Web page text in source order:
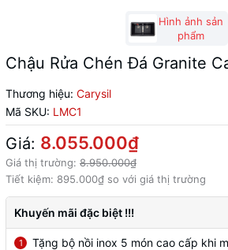
Hình ảnh sản
phẩm
Chậu Rửa Chén Đá Granite
Thương hiệu: Carysil
Mã SKU: LMC1
Giá: 8.055.000₫
Giá thị trường: 8.950.000₫
Tiết kiệm: 895.000₫ so với giá thị trường
Khuyến mãi đặc biệt !!!
1
Tặng bộ nồi inox 5 món cao cấp khi